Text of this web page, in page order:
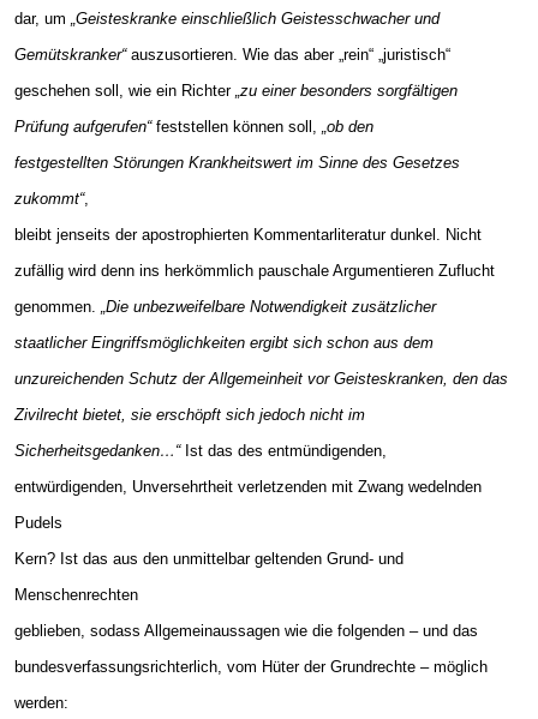
dar, um „Geisteskranke einschließlich Geistesschwacher und
Gemütskranker“auszusortieren. Wie das aber „rein“ „juristisch“
geschehen soll, wie ein Richter „zu einer besonders sorgfältigen
Prüfung aufgerufen“ feststellen können soll, „ob den
festgestellten Störungen Krankheitswert im Sinne des Gesetzes
zukommt“,
bleibt jenseits der apostrophierten Kommentarliteratur dunkel. Nicht
zufällig wird denn ins herkömmlich pauschale Argumentieren Zuflucht
genommen. „Die unbezweifelbare Notwendigkeit zusätzlicher
staatlicher Eingriffsmöglichkeiten ergibt sich schon aus dem
unzureichenden Schutz der Allgemeinheit vor Geisteskranken, den das
Zivilrecht bietet, sie erschöpft sich jedoch nicht im
Sicherheitsgedanken…“ Ist das des entmündigenden,
entwürdigenden, Unversehrtheit verletzenden mit Zwang wedelnden
Pudels
Kern? Ist das aus den unmittelbar geltenden Grund- und
Menschenrechten
geblieben, sodass Allgemeinaussagen wie die folgenden – und das
bundesverfassungsrichterlich, vom Hüter der Grundrechte – möglich
werden: